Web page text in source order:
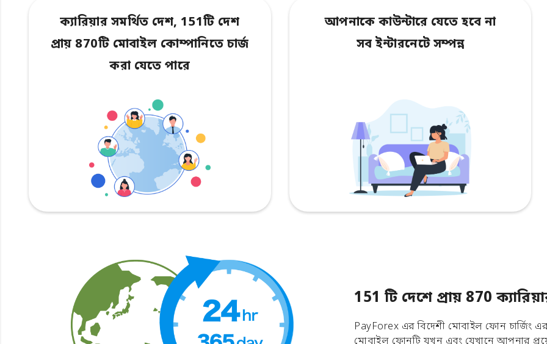
ক্যারিয়ার সমর্থিত দেশ, 151টি দেশ
প্রায় 870টি মোবাইল কোম্পানিতে চার্জ
করা যেতে পারে
আপনাকে কাউন্টারে যেতে হবে না
সব ইন্টারনেটে সম্পন্ন
151 টি দেশে প্রায় 870
PayForex এর বিদেশী মোবাইল ফোন চার্জিং